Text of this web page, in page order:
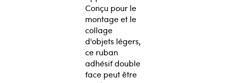
Conçu pour le
montage et le
collage
d'objets légers,
ce ruban
adhésif double
face peut être